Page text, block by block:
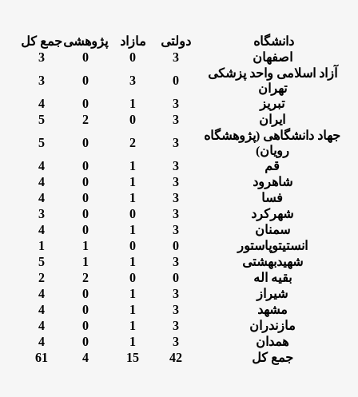
دانشگاه دولتی مازاد پژوهشیجمع کل
اصفهان
3
0
0
3
آزاد اسلامی واحد پزشکی
تهران
0
3
0
3
تبریز
3
1
0
4
ایران
3
0
2
5
جهاد دانشگاهی (پژوهشگاه
رویان)
3
2
0
5
قم
3
1
0
4
شاهرود
3
1
0
4
فسا
3
1
0
4
شهرکرد
3
0
0
3
سمنان
3
1
0
4
انستیتوپاستور
0
0
1
1
شهیدبهشتی
3
1
1
5
بقیه اله
0
0
2
2
شیراز
3
1
0
4
مشهد
3
1
0
4
مازندران
3
1
0
4
همدان
3
1
0
4
جمع کل
42
15
4
61